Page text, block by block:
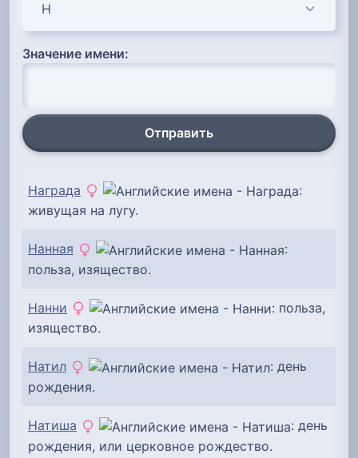
Значение имени:
Отправить
Награда
:
живущая на лугу.
Нанная
:
польза, изящество.
Нанни
: польза,
изящество.
Натил
: день
рождения.
Натиша
: день
рождения, или церковное рождество.